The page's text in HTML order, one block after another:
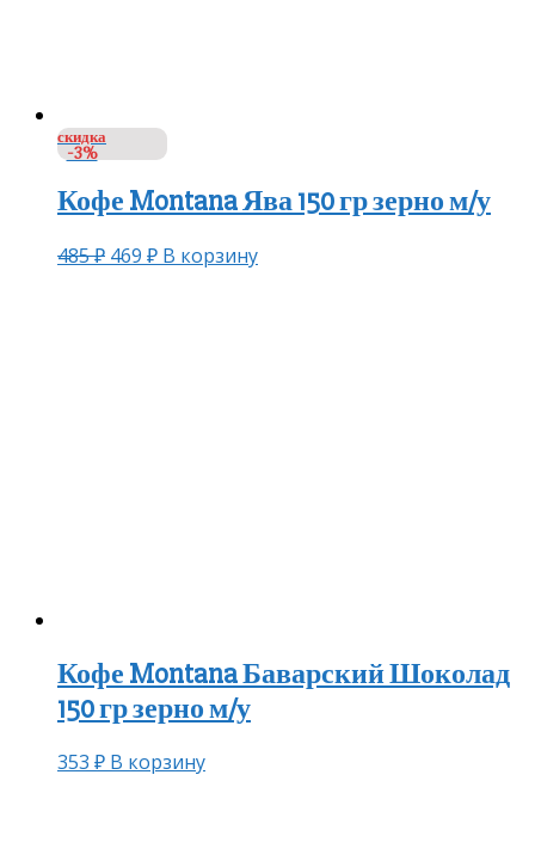
скидка
-3%
Кофе Montana Ява 150 гр зерно м/у
485₽ 469 ₽ В корзину
Кофе Montana Баварский Шоколад
150 гр зерно м/у
353 ₽ В корзину